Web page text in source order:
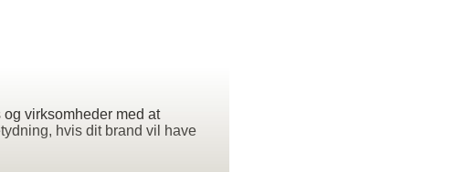
virksomheder med at
hvis dit brand vil have